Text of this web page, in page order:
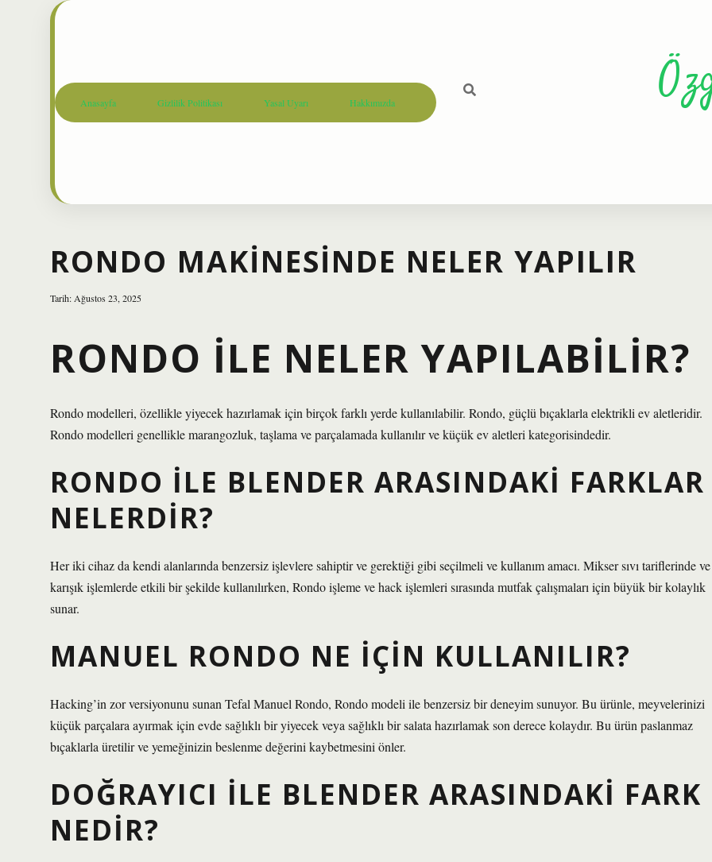
Anasayfa Gizlilik Politikası Yasal Uyarı Hakkımızda
RONDO MAKINESINDE NELER YAPILIR
Tarih: Ağustos 23, 2025
RONDO ILE NELER YAPILABILIR?
Rondo modelleri, özellikle yiyecek hazırlamak için birçok farklı yerde kullanılabilir. Rondo, güçlü bıçaklarla elektrikli ev aletleridir.
Rondo modelleri genellikle marangozluk, taşlama ve parçalamada kullanılır ve küçük ev aletleri kategorisindedir.
RONDO ILE BLENDER ARASINDAKI FARKLAR
NELERDIR?
Her iki cihaz da kendi alanlarında benzersiz işlevlere sahiptir ve gerektiği gibi seçilmeli ve kullanım amacı. Mikser sıvı tariflerinde ve
karışık işlemlerde etkili bir şekilde kullanılırken, Rondo işleme ve hack işlemleri sırasında mutfak çalışmaları için büyük bir kolaylık
sunar.
MANUEL RONDO NE IÇIN KULLANILIR?
Hacking’in zor versiyonunu sunan Tefal Manuel Rondo, Rondo modeli ile benzersiz bir deneyim sunuyor. Bu ürünle, meyvelerinizi
küçük parçalara ayırmak için evde sağlıklı bir yiyecek veya sağlıklı bir salata hazırlamak son derece kolaydır. Bu ürün paslanmaz
bıçaklarla üretilir ve yemeğinizin beslenme değerini kaybetmesini önler.
DOĞRAYICI ILE BLENDER ARASINDAKI FARK
NEDIR?